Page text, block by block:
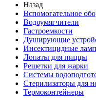
Назад
Вспомогательное
Водоумягчители
Гастроемкости
Душирующие
Инсектицидные
Лопаты для пиццы
Решетки для жарки
Системы
Стерилизаторы для
Термоконтейнеры